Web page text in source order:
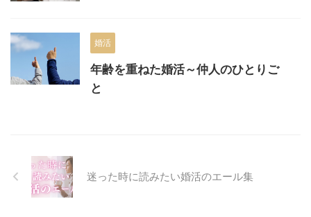
婚活
年齢を重ねた婚活～仲人のひとりご
と
迷った時に読みたい婚活のエール集